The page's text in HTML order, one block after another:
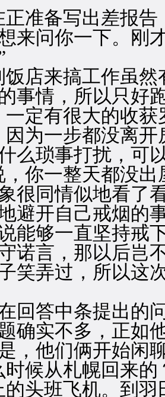
备写出差报告
来问你一下。刚
来搞工作虽然
事情，所以只好
定有很大的收获
一步都没离开
么琐事打扰，可
你一整天都没出
同情似地看了看
开自己戒烟的事
能够一直坚持戒
诺言，那以后岂
笑弄过，所以这
答中条提出的问
确实不多，正如
，他们俩开始闲
候从札幌回来的
班飞机。到羽